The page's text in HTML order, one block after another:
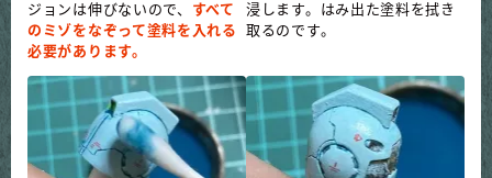
ジョンは伸びないので、 すべて
のミゾをなぞって塗料を入れる
必要があります。
浸します。はみ出た塗料を拭き
取るのです。